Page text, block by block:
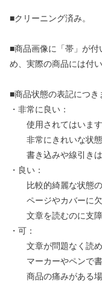
■クリーニング済み。
■商品画像に「帯」が
め、実際の商品には付
■商品状態の表記につき
・非常に良い：
使用されてはいます
非常にきれいな状態
書き込みや線引きは
・良い：
比較的綺麗な状態の
ページやカバーに欠
文章を読むのに支障
・可：
文章が問題なく読め
マーカーやペンで書
商品の痛みがある場